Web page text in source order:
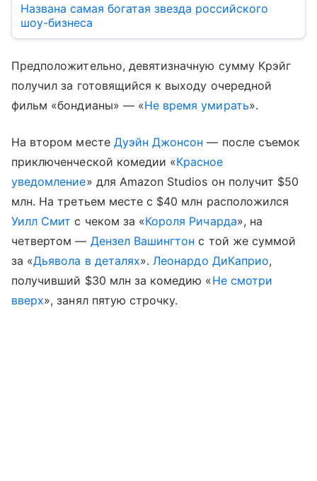
Названа самая богатая звезда российского
шоу-бизнеса
Предположительно, девятизначную сумму Крэйг
получил за готовящийся к выходу очередной
фильм «бондианы» — «Не время умирать».
На втором месте Дуэйн Джонсон — после съемок
приключенческой комедии «Красное
уведомление» для Amazon Studios он получит $50
млн. На третьем месте с $40 млн расположился
Уилл Смит с чеком за «Короля Ричарда», на
четвертом — Дензел Вашингтон с той же суммой
за «Дьявола в деталях».Леонардо ДиКаприо,
получивший $30 млн за комедию «Не смотри
вверх», занял пятую строчку.